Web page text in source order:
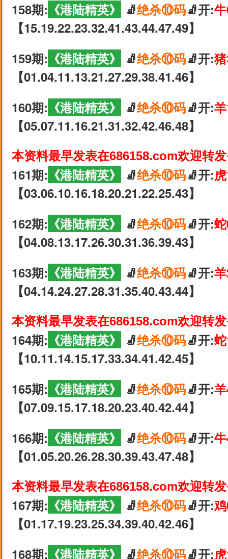
158期: 《港陆精英》 🧦绝杀⑩码🧦开:
【15.19.22.23.32.41.43.44.47.49】
159期: 《港陆精英》 🧦绝杀⑩码🧦开:
【01.04.11.13.21.27.29.38.41.46】
160期: 《港陆精英》 🧦绝杀⑩码🧦开:
【05.07.11.16.21.31.32.42.46.48】
本资料最早发表在686158.com欢迎转
161期: 《港陆精英》 🧦绝杀⑩码🧦开:
【03.06.10.16.18.20.21.22.25.43】
162期: 《港陆精英》 🧦绝杀⑩码🧦开:
【04.08.13.17.26.30.31.36.39.43】
163期: 《港陆精英》 🧦绝杀⑩码🧦开:
【04.14.24.27.28.31.35.40.43.44】
本资料最早发表在686158.com欢迎转
164期: 《港陆精英》 🧦绝杀⑩码🧦开:
【10.11.14.15.17.33.34.41.42.45】
165期: 《港陆精英》 🧦绝杀⑩码🧦开:
【07.09.15.17.18.20.23.40.42.44】
166期: 《港陆精英》 🧦绝杀⑩码🧦开:
【01.05.20.26.28.30.39.43.47.48】
本资料最早发表在686158.com欢迎转
167期: 《港陆精英》 🧦绝杀⑩码🧦开:
【01.17.19.23.25.34.39.40.42.46】
168期: 《港陆精英》 🧦绝杀⑩码🧦开: